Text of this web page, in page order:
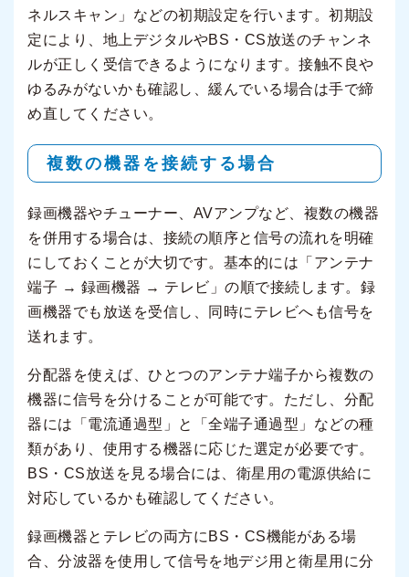
ネルスキャン」などの初期設定を行います。初期設
定により、地上デジタルやBS・CS放送のチャンネ
ルが正しく受信できるようになります。接触不良や
ゆるみがないかも確認し、緩んでいる場合は手で締
め直してください。
複数の機器を接続する場合
録画機器やチューナー、AVアンプなど、複数の機器
を併用する場合は、接続の順序と信号の流れを明確
にしておくことが大切です。基本的には「アンテナ
端子 → 録画機器 → テレビ」の順で接続します。録
画機器でも放送を受信し、同時にテレビへも信号を
送れます。
分配器を使えば、ひとつのアンテナ端子から複数の
機器に信号を分けることが可能です。ただし、分配
器には「電流通過型」と「全端子通過型」などの種
類があり、使用する機器に応じた選定が必要です。
BS・CS放送を見る場合には、衛星用の電源供給に
対応しているかも確認してください。
録画機器とテレビの両方にBS・CS機能がある場
合、分波器を使用して信号を地デジ用と衛星用に分